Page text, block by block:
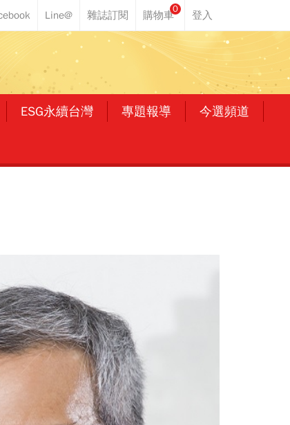
0
ESG永續台灣 專題報導 今選頻道